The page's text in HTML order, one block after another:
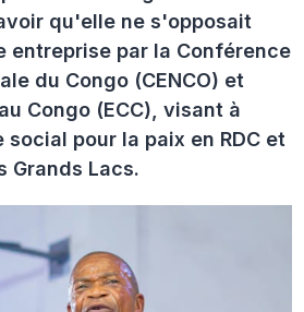
qu'elle ne s'opposait
entreprise par la Conférence
du Congo (CENCO) et
Congo (ECC), visant à
social pour la paix en RDC et
Grands Lacs.